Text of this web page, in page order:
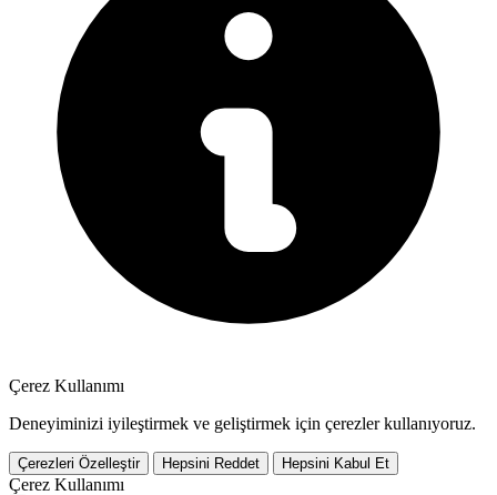
Çerez Kullanımı
Deneyiminizi iyileştirmek ve geliştirmek için çerezler kullanıyoruz.
Çerezleri Özelleştir Hepsini Reddet Hepsini Kabul Et
Çerez Kullanımı